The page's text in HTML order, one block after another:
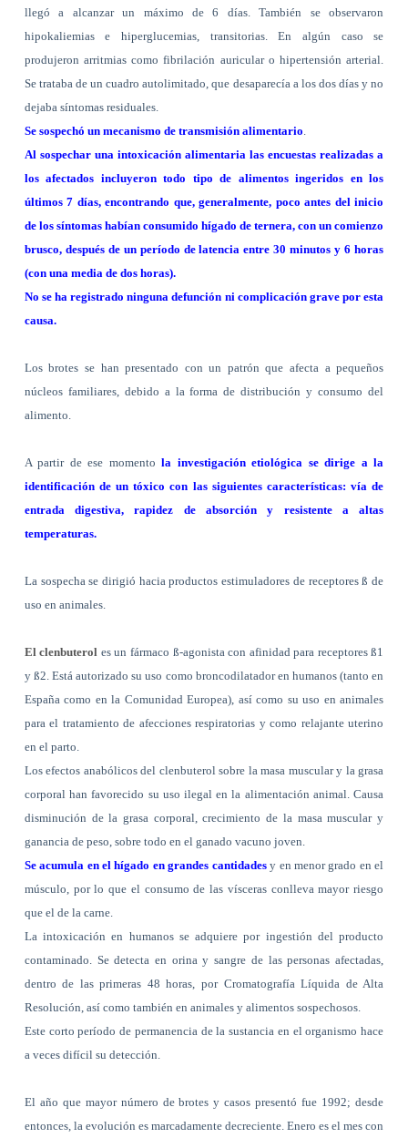
llegó a alcanzar un máximo de 6 días. También se observaron
hipokaliemias e hiperglucemias, transitorias. En algún caso se
produjeron arritmias como fibrilación auricular o hipertensión arterial.
Se trataba de un cuadro autolimitado, que desaparecía a los dos días y no
dejaba síntomas residuales.
Se sospechó un mecanismo de transmisión alimentario.
Al sospechar una intoxicación alimentaria las encuestas realizadas a
los afectados incluyeron todo tipo de alimentos ingeridos en los
últimos 7 días, encontrando que, generalmente, poco antes del inicio
de los síntomas habían consumido hígado de ternera, con un comienzo
brusco, después de un período de latencia entre 30 minutos y 6 horas
(con una media de dos horas).
No se ha registrado ninguna defunción ni complicación grave por esta
causa.
Los brotes se han presentado con un patrón que afecta a pequeños
núcleos familiares, debido a la forma de distribución y consumo del
alimento.
A partir de ese momentola investigación etiológica se dirige a la
identificación de un tóxico con las siguientes características: vía de
entrada digestiva, rapidez de absorción y resistente a altas
temperaturas.
La sospecha se dirigió hacia productos estimuladores de receptoresß de
uso en animales.
El clenbuterol es un fármaco ß-agonista con afinidad para receptoresß1
y ß2. Está autorizado su uso como broncodilatador en humanos (tanto en
España como en la Comunidad Europea), así como su uso en animales
para el tratamiento de afecciones respiratorias y como relajante uterino
en el parto.
Los efectos anabólicos del clenbuterol sobre la masa muscular y la grasa
corporal han favorecido su uso ilegal en la alimentación animal. Causa
disminución de la grasa corporal, crecimiento de la masa muscular y
ganancia de peso, sobre todo en el ganado vacuno joven.
Se acumula en el hígado en grandes cantidadesy en menor grado en el
músculo, por lo que el consumo de las vísceras conlleva mayor riesgo
que el de la carne.
La intoxicación en humanos se adquiere por ingestión del producto
contaminado. Se detecta en orina y sangre de las personas afectadas,
dentro de las primeras 48 horas, por Cromatografía Líquida de Alta
Resolución, así como también en animales y alimentos sospechosos.
Este corto período de permanencia de la sustancia en el organismo hace
a veces difícil su detección.
El año que mayor número de brotes y casos presentó fue 1992; desde
entonces, la evolución es marcadamente decreciente. Enero es el mes con